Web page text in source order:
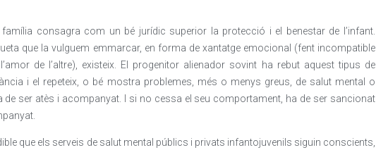
consagra com un bé jurídic superior la protecció i el benestar de l’infant.
que la vulguem emmarcar, en forma de xantatge emocional (fent incompatible
de l’altre), existeix. El progenitor alienador sovint ha rebut aquest tipus de
i el repeteix, o bé mostra problemes, més o menys greus, de salut mental o
de ser atès i acompanyat. I si no cessa el seu comportament, ha de ser sancionat
que els serveis de salut mental públics i privats infantojuvenils siguin conscients,